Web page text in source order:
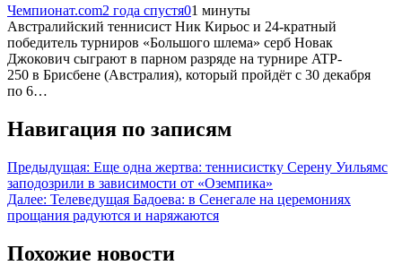
Чемпионат.com2 года спустя01 минуты
Австралийский теннисист Ник Кирьос и 24-кратный
победитель турниров «Большого шлема» серб Новак
Джокович сыграют в парном разряде на турнире ATP-
250 в Брисбене (Австралия), который пройдёт с 30 декабря
по 6…
Навигация по записям
Предыдущая: Еще одна жертва: теннисистку Серену Уильямс
заподозрили в зависимости от «Оземпика»
Далее: Телеведущая Бадоева: в Сенегале на церемониях
прощания радуются и наряжаются
Похожие новости